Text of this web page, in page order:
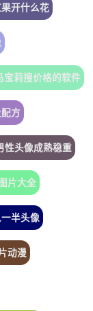
开什么花
宝莉搜价格的软件
方
性头像成熟稳重
片大全
半头像
动漫